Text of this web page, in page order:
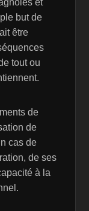
et
but de
être
tout ou
de
de
cas de
de ses
à la